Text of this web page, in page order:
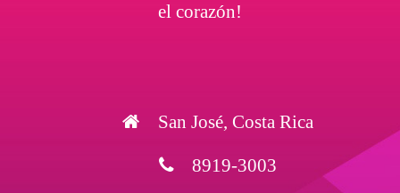
el corazón!
San José, Costa Rica
8919-3003